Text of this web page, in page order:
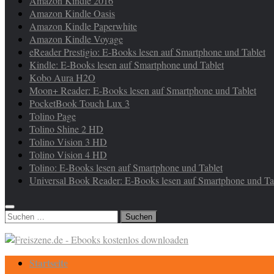
Amazon Kindle Oasis
Amazon Kindle Paperwhite
Amazon Kindle Voyage
eReader Prestigio: E-Books lesen auf Smartphone und Tablet
Kindle: E-Books lesen auf Smartphone und Tablet
Kobo Aura H2O
Moon+ Reader: E-Books lesen auf Smartphone und Tablet
PocketBook Touch Lux 3
Tolino Page
Tolino Shine 2 HD
Tolino Vision 3 HD
Tolino Vision 4 HD
Tolino: E-Books lesen auf Smartphone und Tablet
Universal Book Reader: E-Books lesen auf Smartphone und
Suchen
Startseite